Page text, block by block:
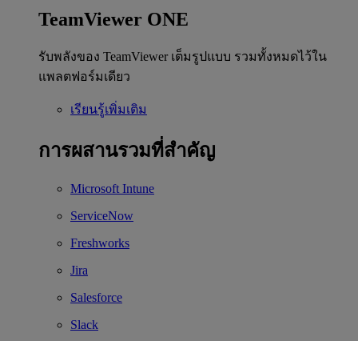
TeamViewer ONE
รับพลังของ TeamViewer เต็มรูปแบบ รวมทั้งหมดไว้ใน
แพลตฟอร์มเดียว
เรียนรู้เพิ่มเติม
การผสานรวมที่สำคัญ
Microsoft Intune
ServiceNow
Freshworks
Jira
Salesforce
Slack